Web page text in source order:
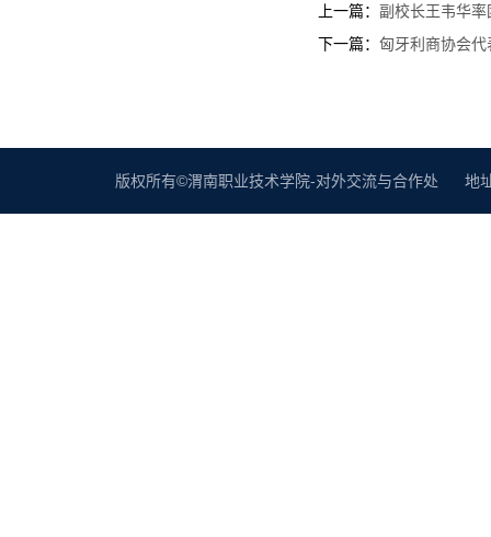
上一篇： 副校长王韦华
下一篇： 匈牙利商协会
版权所有©渭南职业技术学院-对外交流与合作处